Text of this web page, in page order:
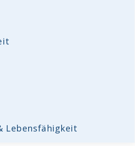
Lebensfähigkeit